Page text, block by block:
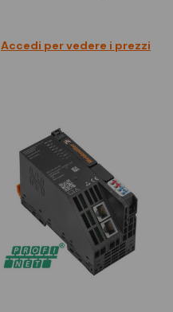
Accedi per vedere i prezzi